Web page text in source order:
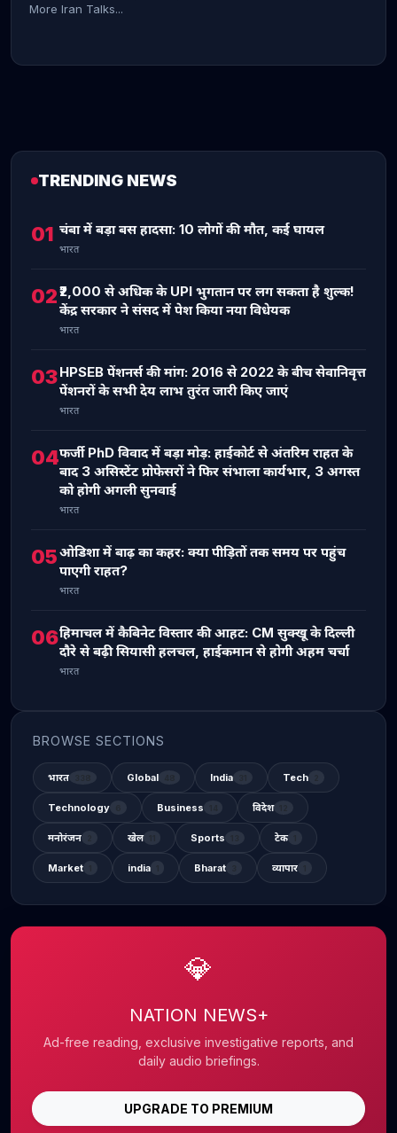
More Iran Talks...
TRENDING NEWS
01 चंबा में बड़ा बस हादसा: 10 लोगों की मौत, कई घायल
भारत
02₹2,000 से अधिक के UPI भुगतान पर लग सकता है शुल्क!
केंद्र सरकार ने संसद में पेश किया नया विधेयक
भारत
03HPSEB पेंशनर्स की मांग: 2016 से 2022 के बीच सेवानिवृत्त
पेंशनरों के सभी देय लाभ तुरंत जारी किए जाएं
भारत
04फर्जी PhD विवाद में बड़ा मोड़: हाईकोर्ट से अंतरिम राहत के
बाद 3 असिस्टेंट प्रोफेसरों ने फिर संभाला कार्यभार, 3 अगस्त
को होगी अगली सुनवाई
भारत
05ओडिशा में बाढ़ का कहर: क्या पीड़ितों तक समय पर पहुंच
पाएगी राहत?
भारत
06हिमाचल में कैबिनेट विस्तार की आहट: CM सुक्खू के दिल्ली
दौरे से बढ़ी सियासी हलचल, हाईकमान से होगी अहम चर्चा
भारत
BROWSE SECTIONS
भारत Global India Tech
Technology Business विदेश
मनोरंजन खेल Sports टेक
Market india Bharat व्यापार
💎
NATION NEWS+
Ad-free reading, exclusive investigative reports, and
daily audio briefings.
UPGRADE TO PREMIUM